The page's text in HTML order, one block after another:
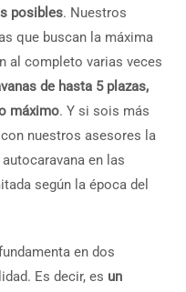
posibles. Nuestros
que buscan la máxima
al completo varias veces
de hasta 5 plazas,
máximo. Y si sois más
nuestros asesores la
en las
según la época del
en dos
Es decir, es un